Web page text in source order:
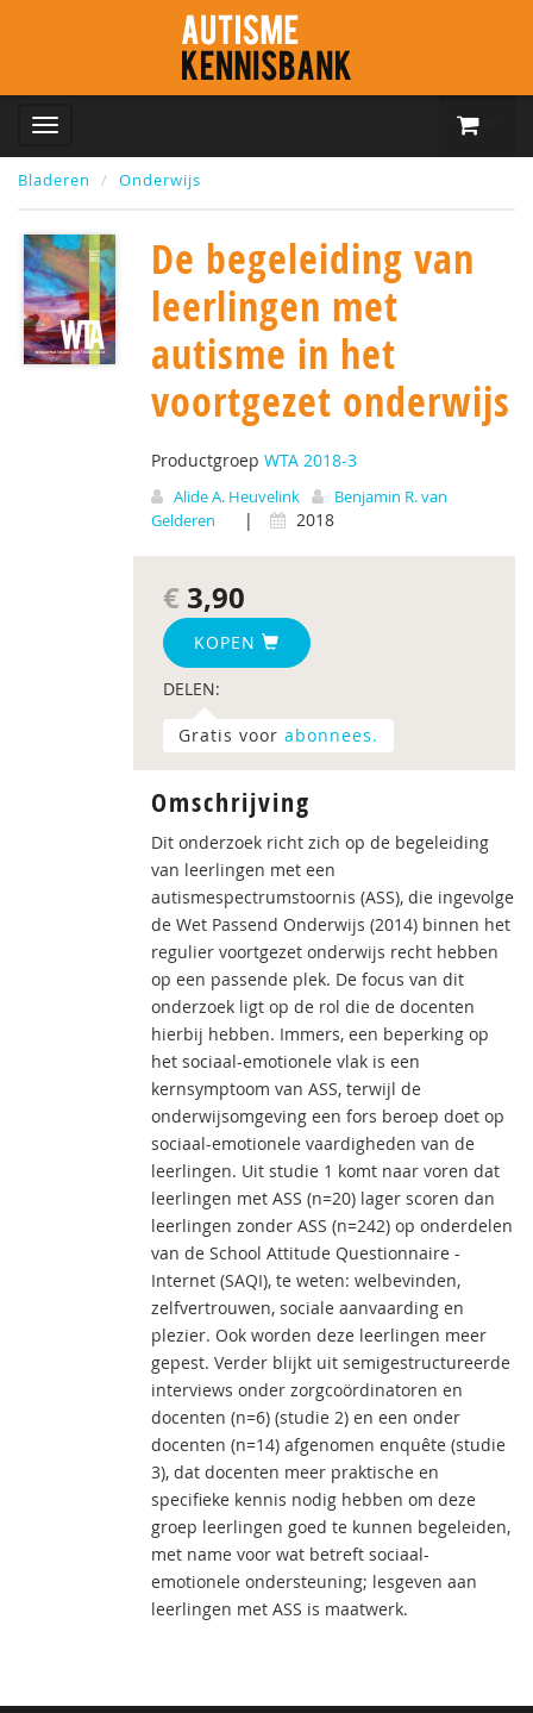
Bladeren Onderwijs
De begeleiding van
leerlingen met
autisme in het
voortgezet onderwijs
Productgroep WTA 2018-3
Alide A. Heuvelink
Benjamin R. van
Gelderen
| 2018
€ 3,90
KOPEN
DELEN:
Gratis voor abonnees.
Omschrijving
Dit onderzoek richt zich op de begeleiding
van leerlingen met een
autismespectrumstoornis (ASS), die ingevolge
de Wet Passend Onderwijs (2014) binnen het
regulier voortgezet onderwijs recht hebben
op een passende plek. De focus van dit
onderzoek ligt op de rol die de docenten
hierbij hebben. Immers, een beperking op
het sociaal-emotionele vlak is een
kernsymptoom van ASS, terwijl de
onderwijsomgeving een fors beroep doet op
sociaal-emotionele vaardigheden van de
leerlingen. Uit studie 1 komt naar voren dat
leerlingen met ASS (n=20) lager scoren dan
leerlingen zonder ASS (n=242) op onderdelen
van de School Attitude Questionnaire -
Internet (SAQI), te weten: welbevinden,
zelfvertrouwen, sociale aanvaarding en
plezier. Ook worden deze leerlingen meer
gepest. Verder blijkt uit semigestructureerde
interviews onder zorgcoördinatoren en
docenten (n=6) (studie 2) en een onder
docenten (n=14) afgenomen enquête (studie
3), dat docenten meer praktische en
specifieke kennis nodig hebben om deze
groep leerlingen goed te kunnen begeleiden,
met name voor wat betreft sociaal-
emotionele ondersteuning; lesgeven aan
leerlingen met ASS is maatwerk.